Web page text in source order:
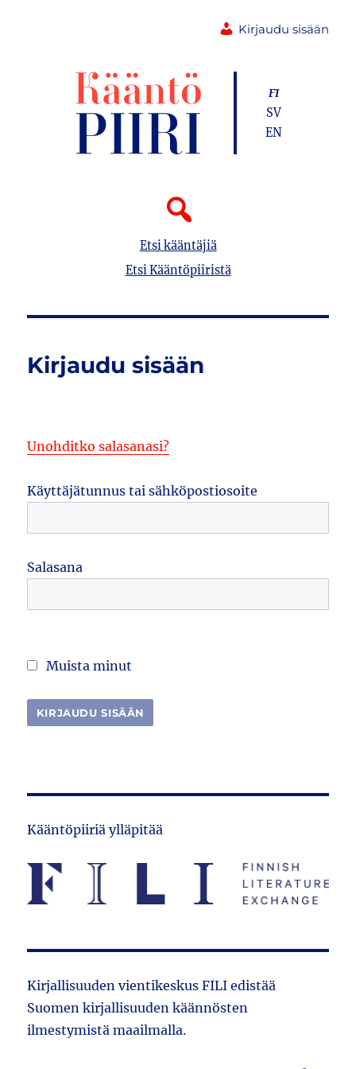
Kirjaudu sisään
Etsi kääntäjiä
Etsi Kääntöpiiristä
FI
SV
EN
Kirjaudu sisään
Unohditko salasanasi?
Käyttäjätunnus tai sähköpostiosoite
Salasana
Muista minut
Kääntöpiiriä ylläpitää
Kirjallisuuden vientikeskus FILI edistää
Suomen kirjallisuuden käännösten
ilmestymistä maailmalla.